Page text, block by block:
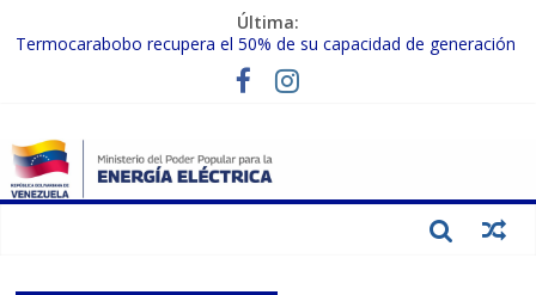
Última:
Termocarabobo recupera el 50% de su capacidad de generación
MPPEE avanza en la recuperación de infraestructuras eléctricas
Gobierno Nacional coordina acciones con el sector privado para
fortalecer el SEN ante el «Súper Niño»
Inspeccionan trabajos de rehabilitación en instalaciones del SEN